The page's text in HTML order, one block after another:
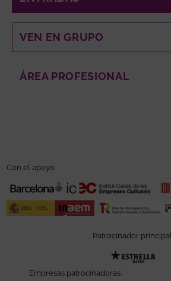
VEN EN GRUPO
ÁREA PROFESIONAL ABRE
Con el apoyo
Patrocinador
Empresas patrocinadoras: